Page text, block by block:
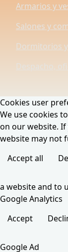
Armarios y
Salones y
Dormitorios
Despacho,
Cookies user
We use cookies
on our website. If
website may not
Accept all
a website and to
Google Analytics
Accept
Google Ad